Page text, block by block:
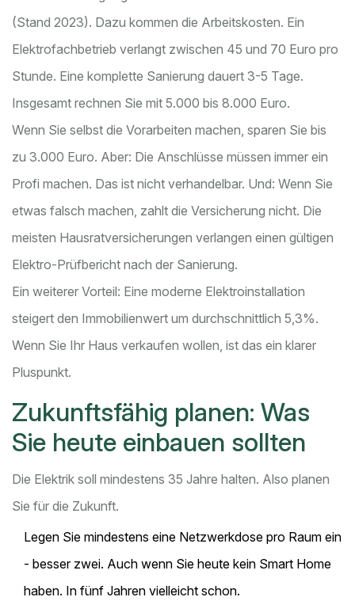
(Stand 2023). Dazu kommen die Arbeitskosten. Ein
Elektrofachbetrieb verlangt zwischen 45 und 70 Euro pro
Stunde. Eine komplette Sanierung dauert 3-5 Tage.
Insgesamt rechnen Sie mit 5.000 bis 8.000 Euro.
Wenn Sie selbst die Vorarbeiten machen, sparen Sie bis
zu 3.000 Euro. Aber: Die Anschlüsse müssen immer ein
Profi machen. Das ist nicht verhandelbar. Und: Wenn Sie
etwas falsch machen, zahlt die Versicherung nicht. Die
meisten Hausratversicherungen verlangen einen gültigen
Elektro-Prüfbericht nach der Sanierung.
Ein weiterer Vorteil: Eine moderne Elektroinstallation
steigert den Immobilienwert um durchschnittlich 5,3%.
Wenn Sie Ihr Haus verkaufen wollen, ist das ein klarer
Pluspunkt.
Zukunftsfähig planen: Was
Sie heute einbauen sollten
Die Elektrik soll mindestens 35 Jahre halten. Also planen
Sie für die Zukunft.
Legen Sie mindestens eine Netzwerkdose pro Raum ein
- besser zwei. Auch wenn Sie heute kein Smart Home
haben. In fünf Jahren vielleicht schon.